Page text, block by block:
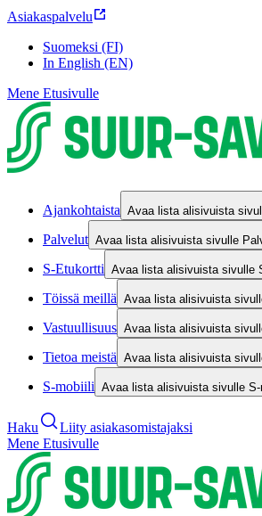
Asiakaspalvelu
Suomeksi (FI)
In English (EN)
Mene Etusivulle
Ajankohtaista Avaa lista alisivuista
Palvelut Avaa lista alisivuista sivulle
S-Etukortti Avaa lista alisivuista sivulle
Töissä meillä Avaa lista alisivuista
Vastuullisuus Avaa lista alisivuista
Tietoa meistä Avaa lista alisivuista
S-mobiili Avaa lista alisivuista sivulle S-
Haku
Liity asiakasomistajaksi
Mene Etusivulle